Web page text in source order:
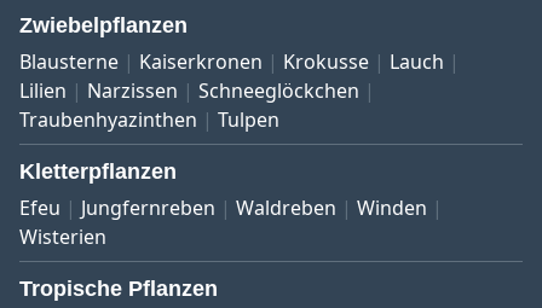
Zwiebelpflanzen
Blausterne Kaiserkronen Krokusse
Lauch
Lilien
Narzissen
Schneeglöckchen
Traubenhyazinthen
Tulpen
Kletterpflanzen
Efeu Jungfernreben Waldreben
Winden
Wisterien
Tropische Pflanzen